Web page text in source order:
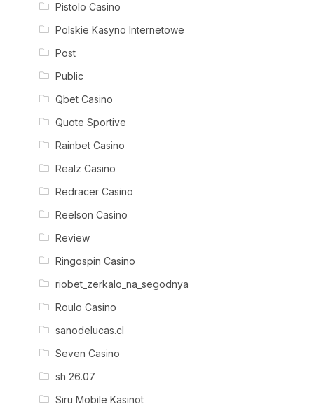
Pistolo Casino
Polskie Kasyno Internetowe
Post
Public
Qbet Casino
Quote Sportive
Rainbet Casino
Realz Casino
Redracer Casino
Reelson Casino
Review
Ringospin Casino
riobet_zerkalo_na_segodnya
Roulo Casino
sanodelucas.cl
Seven Casino
sh 26.07
Siru Mobile Kasinot